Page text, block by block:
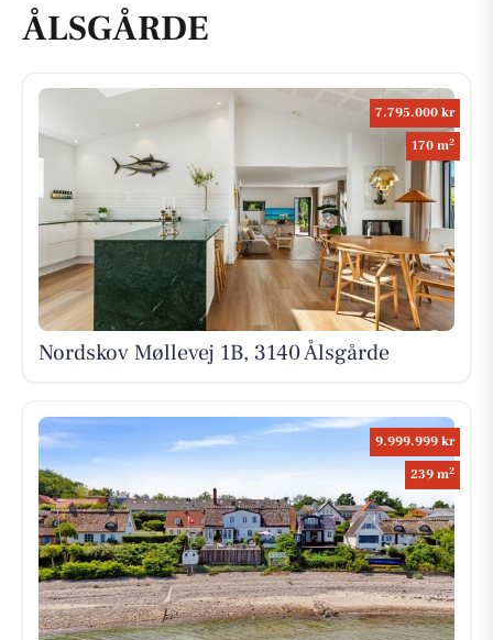
ÅLSGÅRDE
7.795.000 kr
170 m2
Nordskov Møllevej 1B, 3140 Ålsgårde
9.999.999 kr
239 m2